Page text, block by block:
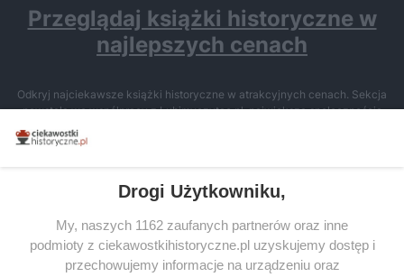
Przeglądaj książki historyczne w
najlepszych cenach
Odkryj najciekawsze książki historyczne w atrakcyjnych cenach. Sekcja
powstała we współpracy z Lubimyczytac.pl, największą społecznością
miłośników literatury w Polsce – dzięki temu możesz wybierać spośród
tytułów najwyżej ocenianych przez czytelników.
SERWIS
Drogi Użytkowniku,
My, naszych 1162 zaufanych partnerów oraz inne
podmioty z ciekawostkihistoryczne.pl uzyskujemy dostęp i
przechowujemy informacje na urządzeniu oraz